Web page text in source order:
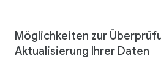
Möglichkeiten zur
Aktualisierung Ihrer Daten